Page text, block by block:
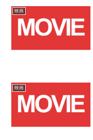
映画
映画